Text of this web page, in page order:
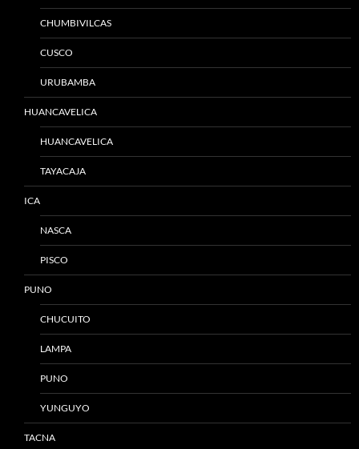
CHUMBIVILCAS
CUSCO
URUBAMBA
HUANCAVELICA
HUANCAVELICA
TAYACAJA
ICA
NASCA
PISCO
PUNO
CHUCUITO
LAMPA
PUNO
YUNGUYO
TACNA